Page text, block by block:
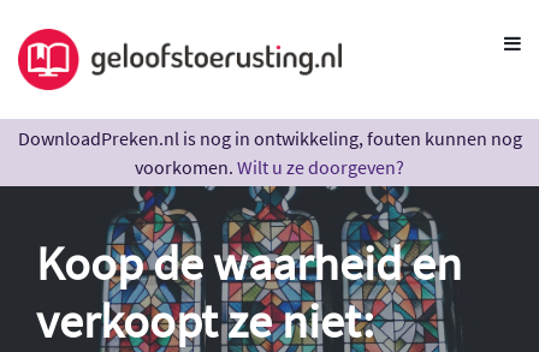
DownloadPreken.nl is nog in ontwikkeling, fouten kunnen nog
voorkomen. Wilt u ze doorgeven?
Koop de waarheid en
verkoopt ze niet: